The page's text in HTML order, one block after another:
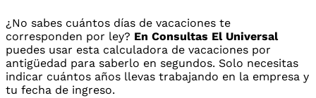
¿No sabes cuántos días de vacaciones te
corresponden por ley? En Consultas El Universal
puedes usar esta calculadora de vacaciones por
antigüedad para saberlo en segundos. Solo necesitas
indicar cuántos años llevas trabajando en la empresa y
tu fecha de ingreso.